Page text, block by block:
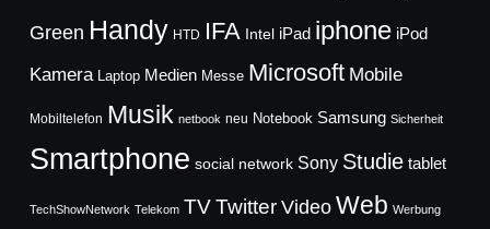
Green Handy HTD IFA Intel iPad iphone iPod
Kamera Laptop Medien Messe Microsoft Mobile
Mobiltelefon Musik netbook neu Notebook Samsung Sicherheit
Smartphone social network Sony Studie tablet
TechShowNetwork Telekom TVTwitter Video Web Werbung